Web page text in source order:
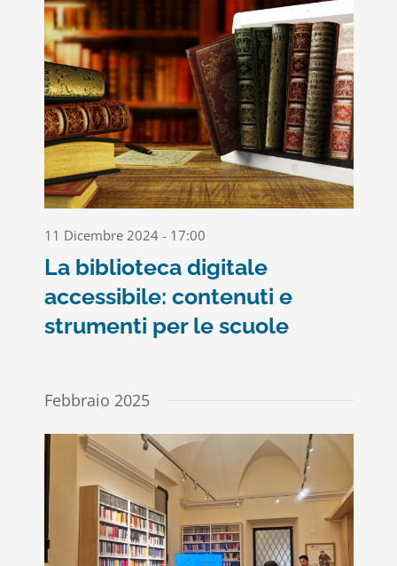
11 Dicembre 2024 - 17:00
La biblioteca digitale
accessibile: contenuti e
strumenti per le scuole
Febbraio 2025